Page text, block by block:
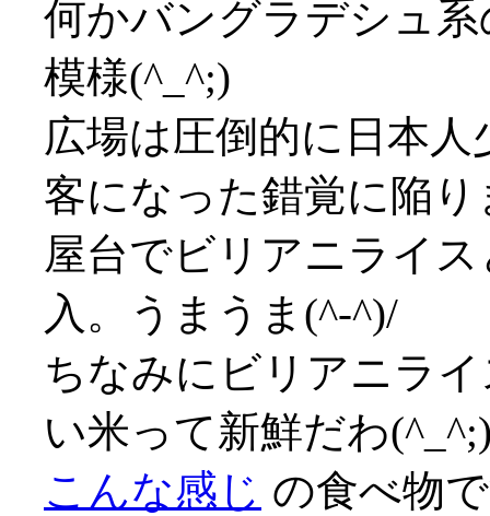
何かバングラデシュ
模様(^_^;)
広場は圧倒的に日本
客になった錯覚に陥
屋台でビリアニライ
入。うまうま(^-^)/
ちなみにビリアニラ
い米って新鮮だわ
こんな感じ の食べ物